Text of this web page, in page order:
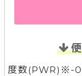
度数(PWR)※-